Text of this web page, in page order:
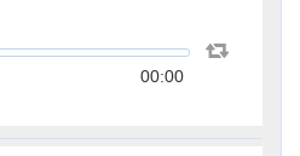
00:00